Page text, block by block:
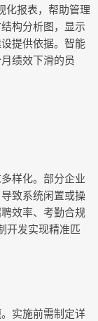
化报表，帮助管理
构分析图，显示
提供依据。智能
绩效下滑的员
样化。部分企业
致系统闲置或操
效率、考勤合规
开发实现精准匹
实施前需制定详